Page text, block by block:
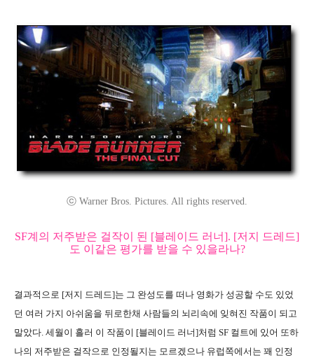
ⓒ Warner Bros. Pictures. All rights reserved.
SF계의 저주받은 걸작이 된 [블레이드 러너]. [저지 드레드]
도 이같은 평가를 받을 수 있을라나?
결과적으로 [저지 드레드]는 그 완성도를 떠나 영화가 성공할 수도 있었
던 여러 가지 아쉬움을 뒤로한채 사람들의 뇌리속에 잊혀진 작품이 되고
말았다. 세월이 흘러 이 작품이 [블레이드 러너]처럼 SF 컬트에 있어 또하
나의 저주받은 걸작으로 인정될지는 모르겠으나 유럽쪽에서는 꽤 인정